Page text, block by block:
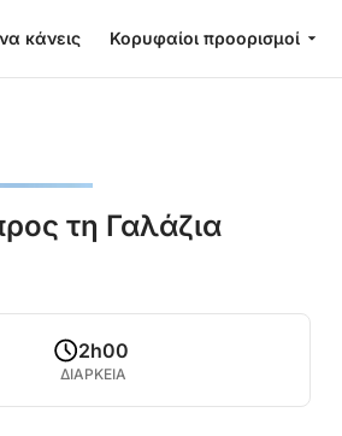
κάνεις Κορυφαίοι προορισμοί
τη Γαλάζια
2h00
ΔΙΑΡΚΕΙΑ